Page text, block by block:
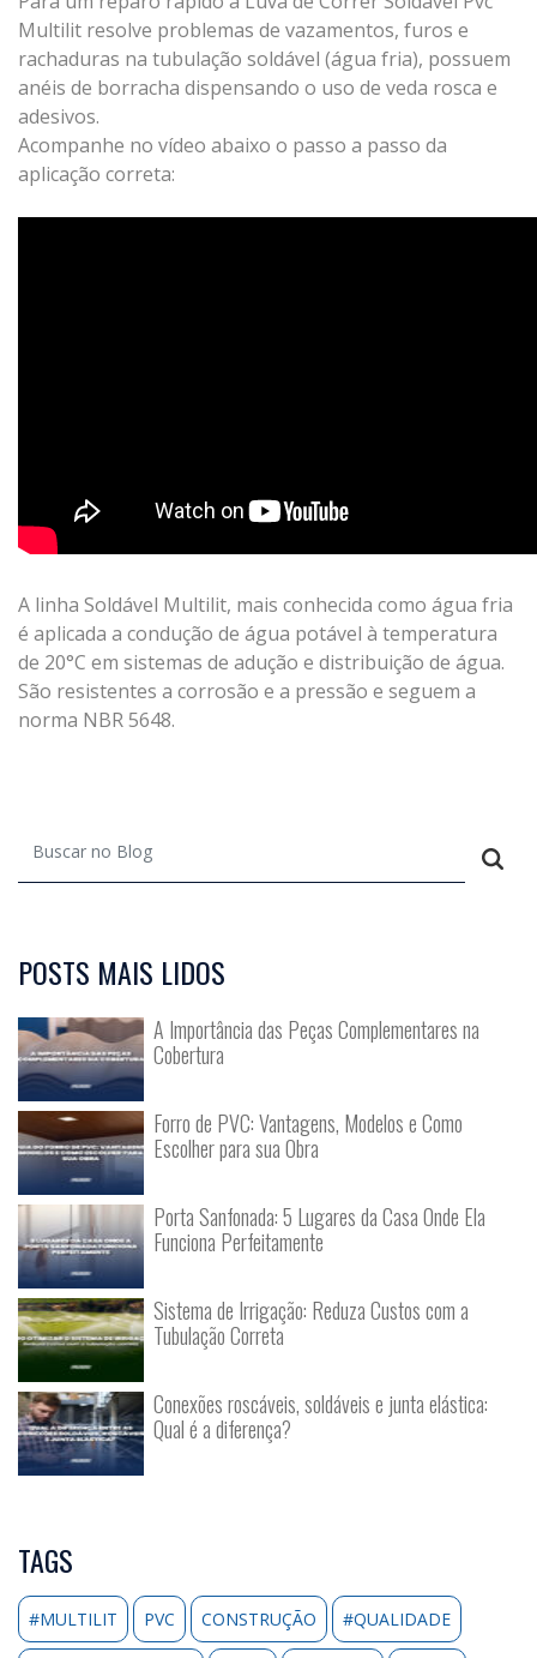
Multilit resolve problemas de vazamentos, furos e
rachaduras na tubulação soldável (água fria), possuem
anéis de borracha dispensando o uso de veda rosca e
adesivos.
Acompanhe no vídeo abaixo o passo a passo da
aplicação correta:
A linha Soldável Multilit, mais conhecida como água fria
é aplicada a condução de água potável à temperatura
de 20°C em sistemas de adução e distribuição de água.
São resistentes a corrosão e a pressão e seguem a
norma NBR 5648.
POSTS MAIS LIDOS
A Importância das Peças Complementares na
Cobertura
Forro de PVC: Vantagens, Modelos e Como
Escolher para sua Obra
Porta Sanfonada: 5 Lugares da Casa Onde Ela
Funciona Perfeitamente
Sistema de Irrigação: Reduza Custos com a
Tubulação Correta
Conexões roscáveis, soldáveis e junta elástica:
Qual é a diferença?
TAGS
#MULTILIT PVC CONSTRUÇÃO #QUALIDADE